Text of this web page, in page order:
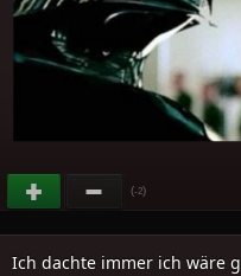
(-2)
Ich dachte immer ich wäre